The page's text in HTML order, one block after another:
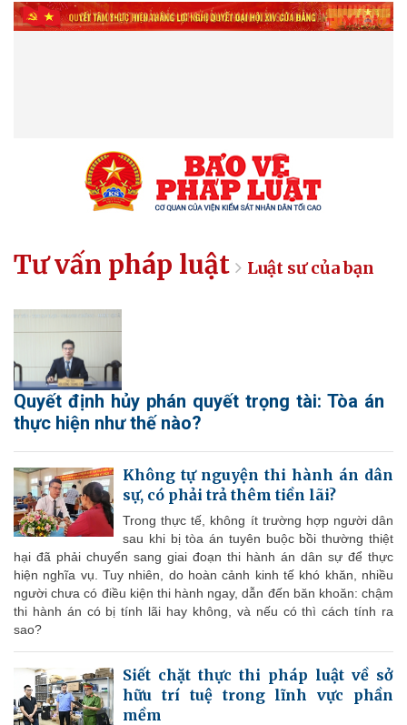
Tư vấn pháp luật Luật sư của bạn
Quyết định hủy phán quyết trọng tài: Tòa án
thực hiện như thế nào?
Không tự nguyện thi hành án dân
sự, có phải trả thêm tiền lãi?
Trong thực tế, không ít trường hợp người dân
sau khi bị tòa án tuyên buộc bồi thường thiệt
hại đã phải chuyển sang giai đoạn thi hành án dân sự để thực
hiện nghĩa vụ. Tuy nhiên, do hoàn cảnh kinh tế khó khăn, nhiều
người chưa có điều kiện thi hành ngay, dẫn đến băn khoăn: chậm
thi hành án có bị tính lãi hay không, và nếu có thì cách tính ra
sao?
Siết chặt thực thi pháp luật về sở
hữu trí tuệ trong lĩnh vực phần
mềm